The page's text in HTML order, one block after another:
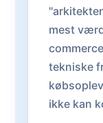
mest
tekniske
ikke kan